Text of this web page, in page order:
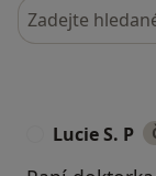
Hledejte v
Lucie S. P